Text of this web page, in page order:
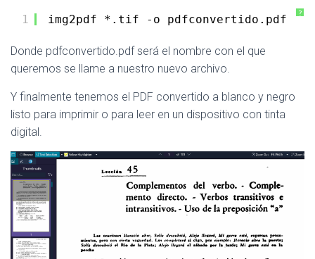
?
1 img2pdf *.tif -o pdfconvertido.pdf
Donde pdfconvertido.pdf será el nombre con el que
queremos se llame a nuestro nuevo archivo.
Y finalmente tenemos el PDF convertido a blanco y negro
listo para imprimir o para leer en un dispositivo con tinta
digital.